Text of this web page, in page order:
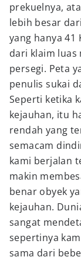
prekuelnya,
lebih besar
yang hanya 41
dari klaim luas
persegi. Peta
penulis sukai
Seperti ketika
kejauhan, itu
rendah yang
semacam
kami berjalan
makin
benar obyek
kejauhan.
sangat
sepertinya
sama dari